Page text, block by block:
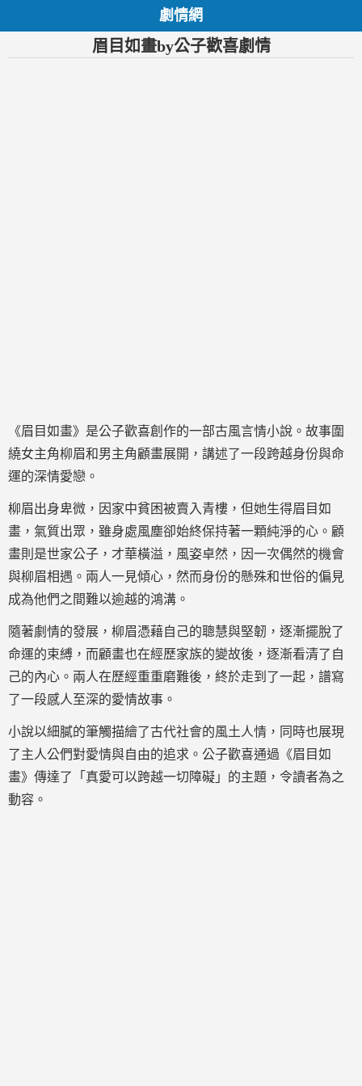
劇情網
眉目如畫by公子歡喜劇情
《眉目如畫》是公子歡喜創作的一部古風言情小說。故事圍
繞女主角柳眉和男主角顧畫展開，講述了一段跨越身份與命
運的深情愛戀。
柳眉出身卑微，因家中貧困被賣入青樓，但她生得眉目如
畫，氣質出眾，雖身處風塵卻始終保持著一顆純淨的心。顧
畫則是世家公子，才華橫溢，風姿卓然，因一次偶然的機會
與柳眉相遇。兩人一見傾心，然而身份的懸殊和世俗的偏見
成為他們之間難以逾越的鴻溝。
隨著劇情的發展，柳眉憑藉自己的聰慧與堅韌，逐漸擺脫了
命運的束縛，而顧畫也在經歷家族的變故後，逐漸看清了自
己的內心。兩人在歷經重重磨難後，終於走到了一起，譜寫
了一段感人至深的愛情故事。
小說以細膩的筆觸描繪了古代社會的風土人情，同時也展現
了主人公們對愛情與自由的追求。公子歡喜通過《眉目如
畫》傳達了「真愛可以跨越一切障礙」的主題，令讀者為之
動容。